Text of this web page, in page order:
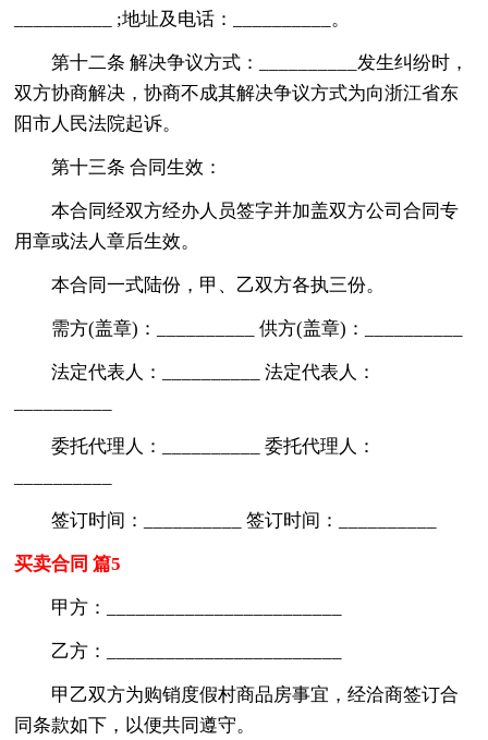
__________ ;地址及电话：__________。
第十二条 解决争议方式：__________发生纠纷时，
双方协商解决，协商不成其解决争议方式为向浙江省东
阳市人民法院起诉。
第十三条 合同生效：
本合同经双方经办人员签字并加盖双方公司合同专
用章或法人章后生效。
本合同一式陆份，甲、乙双方各执三份。
需方(盖章)：__________ 供方(盖章)：__________
法定代表人：__________ 法定代表人：
委托代理人：__________ 委托代理人：
签订时间：__________ 签订时间：__________
买卖合同 篇5
甲方：________________________
乙方：________________________
甲乙双方为购销度假村商品房事宜，经洽商签订合
同条款如下，以便共同遵守。